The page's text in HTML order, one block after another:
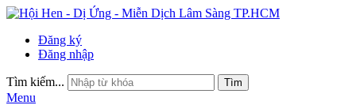
Đăng ký
Đăng nhập
Tìm kiếm... Tìm
Menu